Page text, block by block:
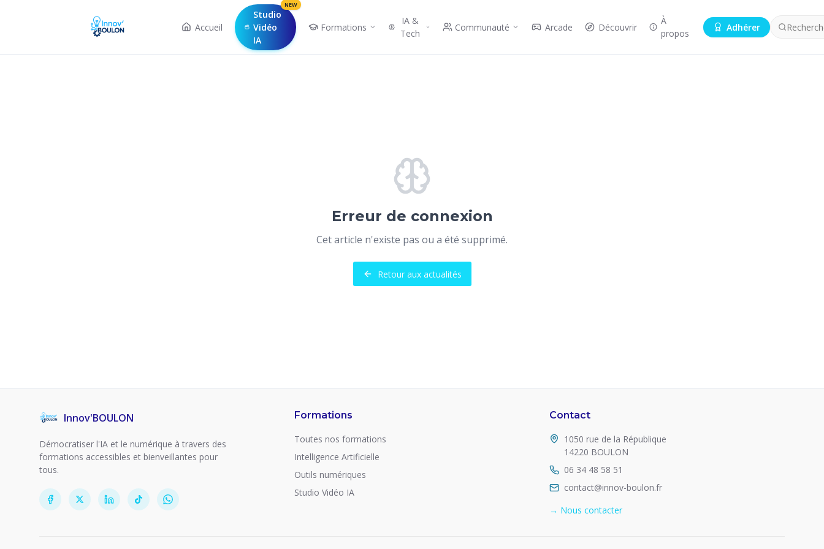
Accueil
Studio
Vidéo
IA
NEW
Formations
IA &
Tech
Communauté Arcade Découvrir
À
propos
Adhérer
Erreur de connexion
Cet article n'existe pas ou a été supprimé.
Retour aux actualités
Innov'BOULON
Démocratiser l'IA et le numérique à travers des
formations accessibles et bienveillantes pour
tous.
Formations
Toutes nos formations
Intelligence Artificielle
Outils numériques
Studio Vidéo IA
Contact
1050 rue de la République
14220 BOULON
06 34 48 58 51
contact@innov-boulon.fr
→ Nous contacter